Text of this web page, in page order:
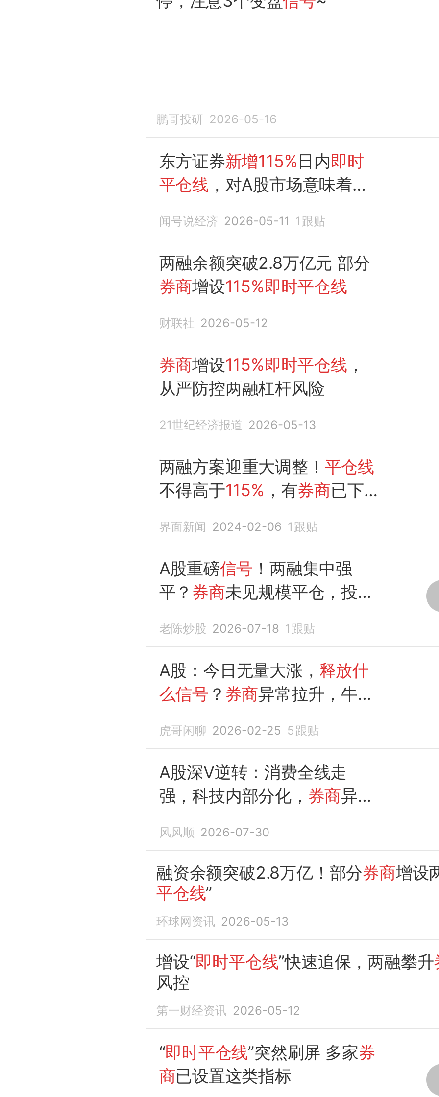
鹏哥投研 2026-05-16
东方证券新增115%日内即时
平仓线 ，对A股市场意味着什
闻号说经济 2026-05-11 1 跟贴
两融余额突破2.8万亿元 部分
券商增设115%即时平仓线
财联社 2026-05-12
券商增设115%即时平仓线 ，
从严防控两融杠杆风险
21世纪经济报道 2026-05-13
两融方案迎重大调整！ 平仓线
不得高于115% ，有券商已下
界面新闻 2024-02-06 1 跟贴
A股重磅信号 ！两融集中强
平？ 券商未见规模平仓，投资
老陈炒股 2026-07-18 1 跟贴
A股：今日无量大涨， 释放什
么信号 ？ 券商异常拉升，牛市
虎哥闲聊 2026-02-25 5 跟贴
A股深V逆转：消费全线走
强，科技内部分化， 券商异动
风风顺 2026-07-30
融资余额突破2.8万亿！部分券商增设
平仓线”
环球网资讯 2026-05-13
增设“即时平仓线”快速追保，两融攀升
风控
第一财经资讯 2026-05-12
“即时平仓线”突然刷屏 多家券
商已设置这类指标